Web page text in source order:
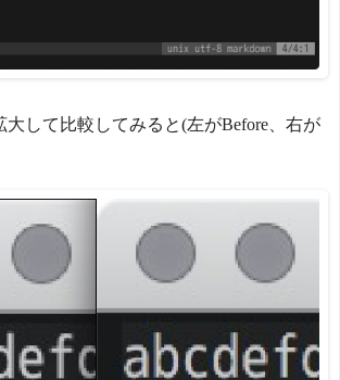
大して比較してみると(左がBefore、右が